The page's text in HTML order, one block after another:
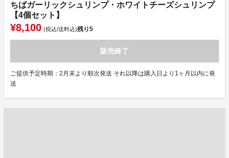
ちばガーリックシュリンプ・ホワイトチーズシュリンプ
【4個セット】
¥8,100 (税込/送料込)残り5
販売終了
ご提供予定時期：2月末より順次発送 それ以降は購入日より1ヶ月以内に発
送